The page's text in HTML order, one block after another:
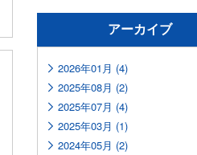
アーカイブ
2026年01月 (4)
2025年08月 (2)
2025年07月 (4)
2025年03月 (1)
2024年05月 (2)